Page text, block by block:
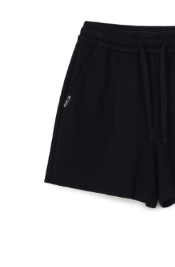
每筆NT$60，滿NT$499(含以上)免運費
宅配滿699免運
每筆NT$80，滿NT$699(含以上)免運費